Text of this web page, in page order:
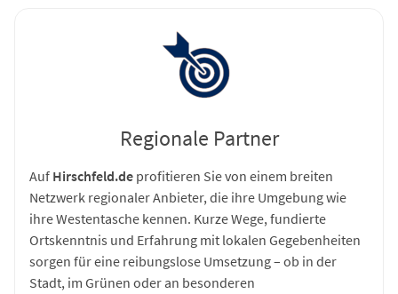
Regionale Partner
Auf Hirschfeld.de profitieren Sie von einem breiten
Netzwerk regionaler Anbieter, die ihre Umgebung wie
ihre Westentasche kennen. Kurze Wege, fundierte
Ortskenntnis und Erfahrung mit lokalen Gegebenheiten
sorgen für eine reibungslose Umsetzung – ob in der
Stadt, im Grünen oder an besonderen